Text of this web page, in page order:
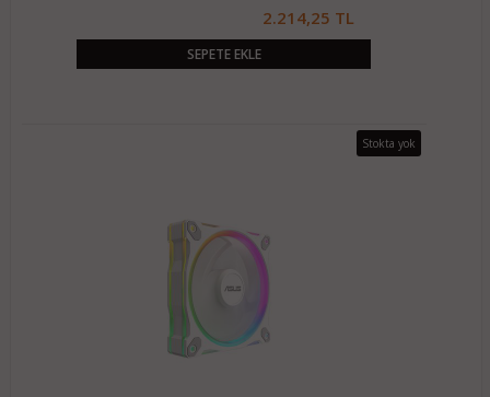
2.214,25 TL
SEPETE EKLE
Stokta yok